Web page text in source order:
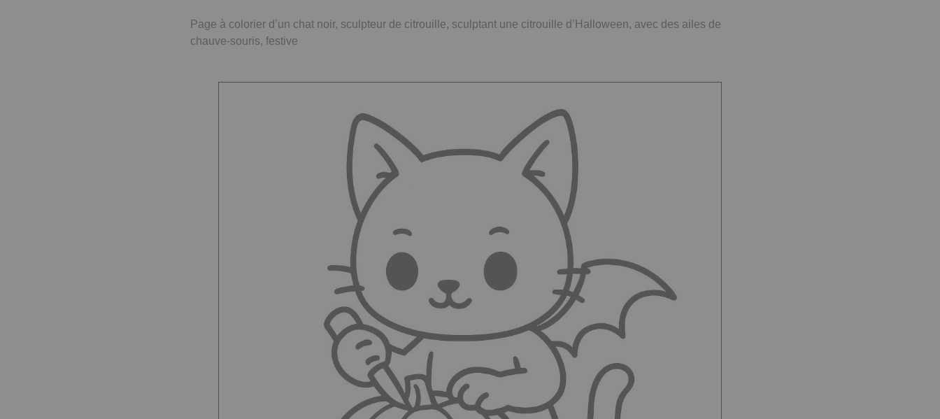
Page à colorier d’un chat noir, sculpteur de citrouille, sculptant une citrouille d’Halloween, avec des ailes de
chauve-souris, festive